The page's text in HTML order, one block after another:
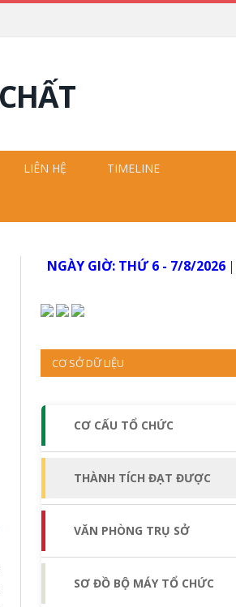
LIÊN HỆ TIMELINE
NGÀY GIỜ: THỨ 6 - 7/8/2026
CƠ SỞ DỮ LIỆU
CƠ CẤU TỔ CHỨC
THÀNH TÍCH ĐẠT ĐƯỢC
VĂN PHÒNG TRỤ SỞ
SƠ ĐỒ BỘ MÁY TỔ CHỨC